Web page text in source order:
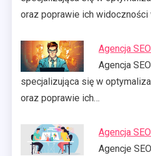
oraz poprawie ich widoczności
Agencja
Agencja
specjalizująca się w
oraz poprawie ich…
Agencja
Agencje